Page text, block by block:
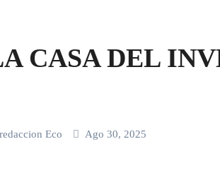
CASA DEL
redaccion Eco Ago 30, 2025